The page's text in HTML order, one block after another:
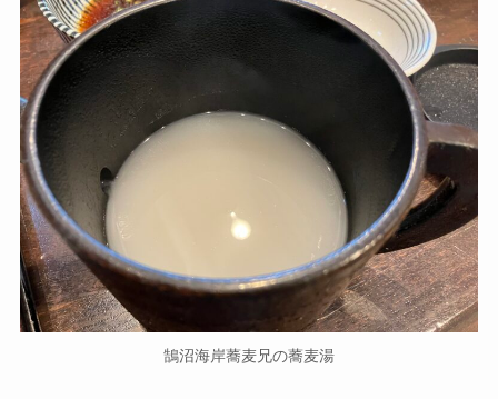
鵠沼海岸蕎麦兄の蕎麦湯